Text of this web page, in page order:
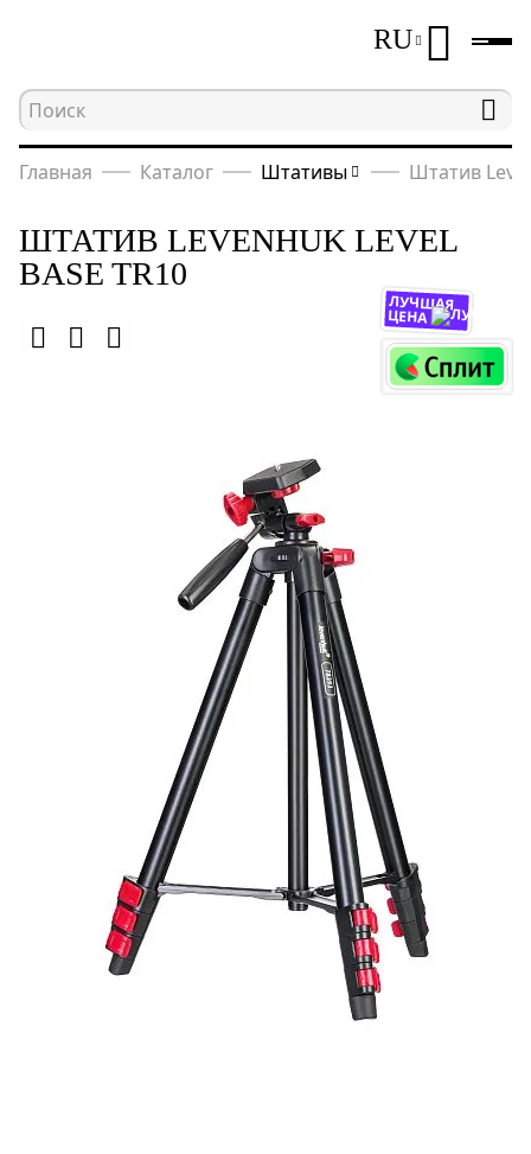
RU
Главная Каталог Штативы Штатив
ШТАТИВ LEVENHUK LEVEL
BASE TR10
ЛУЧШАЯ
ЦЕНА